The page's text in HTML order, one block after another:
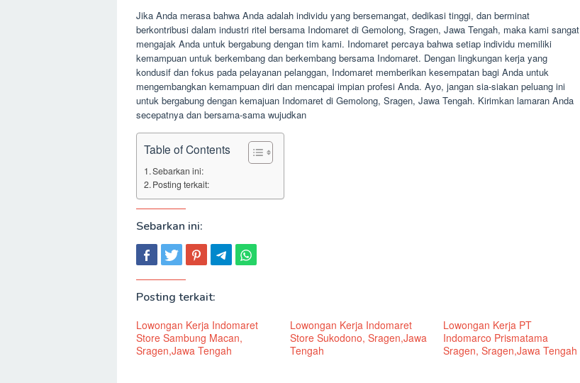
Jika Anda merasa bahwa Anda adalah individu yang bersemangat, dedikasi tinggi, dan berminat
berkontribusi dalam industri ritel bersama Indomaret di Gemolong, Sragen, Jawa Tengah, maka kami sangat
mengajak Anda untuk bergabung dengan tim kami. Indomaret percaya bahwa setiap individu memiliki
kemampuan untuk berkembang dan berkembang bersama Indomaret. Dengan lingkungan kerja yang
kondusif dan fokus pada pelayanan pelanggan, Indomaret memberikan kesempatan bagi Anda untuk
mengembangkan kemampuan diri dan mencapai impian profesi Anda. Ayo, jangan sia-siakan peluang ini
untuk bergabung dengan kemajuan Indomaret di Gemolong, Sragen, Jawa Tengah. Kirimkan lamaran Anda
secepatnya dan bersama-sama wujudkan
Table of Contents
Sebarkan ini:
Posting terkait:
Sebarkan ini:
Posting terkait:
Lowongan Kerja Indomaret
Store Sambung Macan,
Sragen,Jawa Tengah
Lowongan Kerja Indomaret
Store Sukodono, Sragen,Jawa
Tengah
Lowongan Kerja PT
Indomarco Prismatama
Sragen, Sragen,Jawa Tengah